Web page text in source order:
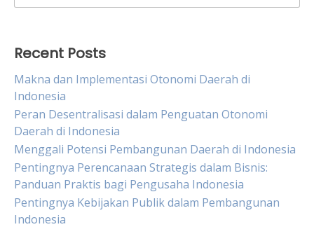
for:
Recent Posts
Makna dan Implementasi Otonomi Daerah di
Indonesia
Peran Desentralisasi dalam Penguatan Otonomi
Daerah di Indonesia
Menggali Potensi Pembangunan Daerah di Indonesia
Pentingnya Perencanaan Strategis dalam Bisnis:
Panduan Praktis bagi Pengusaha Indonesia
Pentingnya Kebijakan Publik dalam Pembangunan
Indonesia